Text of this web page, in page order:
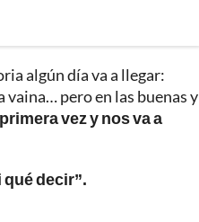
algún día va a llegar:
vaina… pero en las buenas y
vez y nos va a
qué decir”.